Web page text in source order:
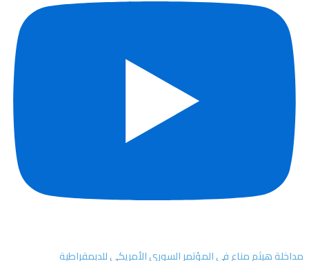
مداخلة هيثم مناع في المؤتمر السوري الأمريكي للدبمقراطية